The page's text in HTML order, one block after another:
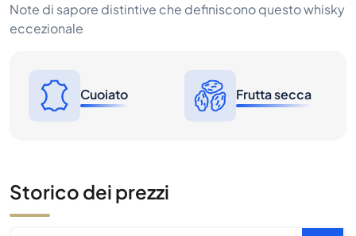
Note di sapore distintive che definiscono questo whisky
eccezionale
Cuoiato Frutta secca
Storico dei prezzi